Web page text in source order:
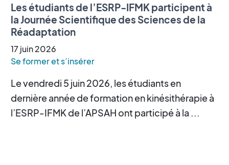
Les étudiants de l’ESRP-IFMK participent à
la Journée Scientifique des Sciences de la
Réadaptation
17juin2026
Se former et s’insérer
Le vendredi 5 juin 2026, les étudiants en
dernière année de formation en kinésithérapie à
l’ESRP-IFMK de l’APSAH ont participé à la ...